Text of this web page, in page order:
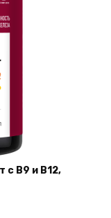
c B9 и В12,